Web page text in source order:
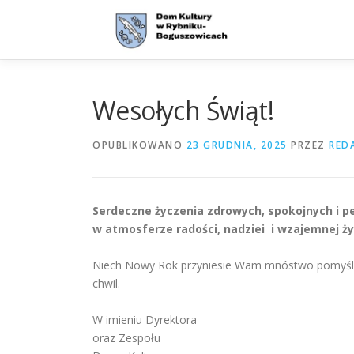
Wesołych Świąt!
OPUBLIKOWANO 23 GRUDNIA, 2025 PRZEZ
Serdeczne życzenia zdrowych, spokojnych i
w atmosferze radości, nadziei i wzajemnej
Niech Nowy Rok przyniesie Wam mnóstwo
chwil.
W imieniu Dyrektora
oraz Zespołu